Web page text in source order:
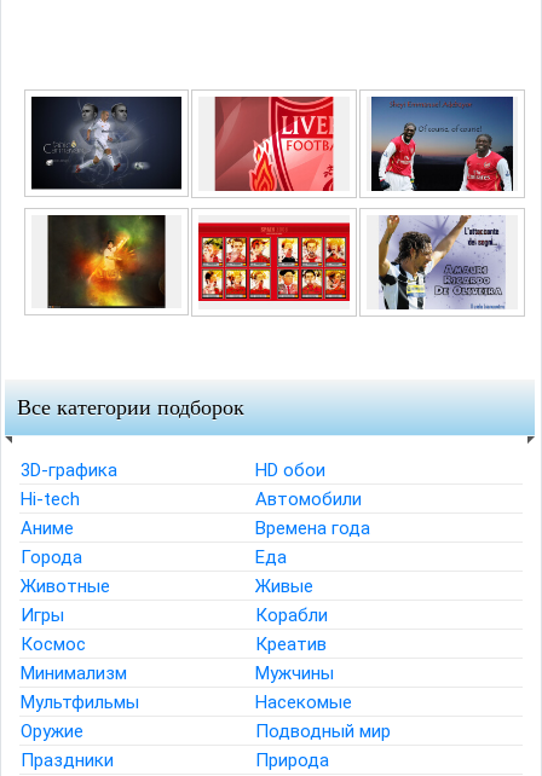
Все категории подборок
3D-графика
HD обои
Hi-tech
Автомобили
Аниме
Времена года
Города
Еда
Животные
Живые
Игры
Корабли
Космос
Креатив
Минимализм
Мужчины
Мультфильмы
Насекомые
Оружие
Подводный мир
Праздники
Природа